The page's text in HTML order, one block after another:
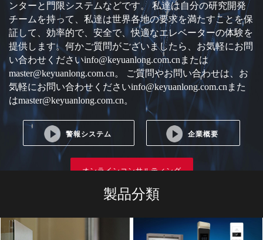
ンターと門限システムなどです。 私達は自分の研究開発
チームを持って、私達は世界各地の要求を満たすことを保
証して、効率的で、安全で、快適なエレベーターの体験を
提供します。何かご質問がございましたら、お気軽にお問
い合わせくださいinfo@keyuanlong.com.cnまたは
master@keyuanlong.com.cn。 ご質問やお問い合わせは、お
気軽にお問い合わせくださいinfo@keyuanlong.com.cnまた
はmaster@keyuanlong.com.cn。
警報システム 企業概要
オンラインコンサルティング
製品分類